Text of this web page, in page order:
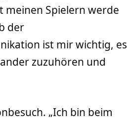
meinen Spielern werde
der
ist mir wichtig, es
zuzuhören und
„Ich bin beim